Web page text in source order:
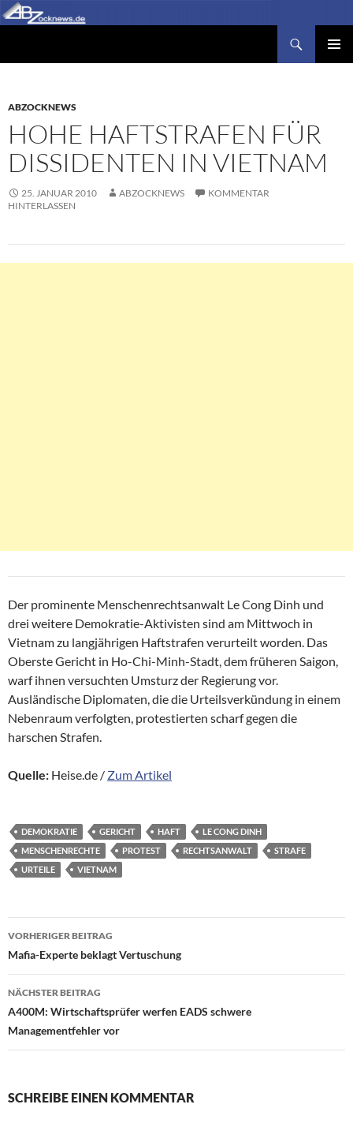
Zum
Inhalt
ABZOCKNEWS
HOHE HAFTSTRAFEN FÜR
DISSIDENTEN IN VIETNAM
25. JANUAR 2010 ABZOCKNEWS
KOMMENTAR
HINTERLASSEN
Der prominente Menschenrechtsanwalt Le Cong Dinh und
drei weitere Demokratie-Aktivisten sind am Mittwoch in
Vietnam zu langjährigen Haftstrafen verurteilt worden. Das
Oberste Gericht in Ho-Chi-Minh-Stadt, dem früheren Saigon,
warf ihnen versuchten Umsturz der Regierung vor.
Ausländische Diplomaten, die die Urteilsverkündung in einem
Nebenraum verfolgten, protestierten scharf gegen die
harschen Strafen.
Quelle: Heise.de / Zum Artikel
DEMOKRATIE GERICHT HAFT
LE CONG DINH
MENSCHENRECHTE
PROTEST RECHTSANWALT
STRAFE
URTEILE
VIETNAM
Beitragsnavigation
VORHERIGER BEITRAG
Mafia-Experte beklagt Vertuschung
NÄCHSTER BEITRAG
A400M: Wirtschaftsprüfer werfen EADS schwere
Managementfehler vor
SCHREIBE EINEN KOMMENTAR